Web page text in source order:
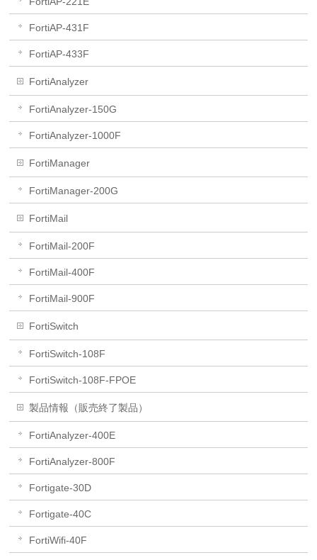
FortiAP-431F
FortiAP-433F
FortiAnalyzer
FortiAnalyzer-150G
FortiAnalyzer-1000F
FortiManager
FortiManager-200G
FortiMail
FortiMail-200F
FortiMail-400F
FortiMail-900F
FortiSwitch
FortiSwitch-108F
FortiSwitch-108F-FPOE
製品情報（販売終了製品）
FortiAnalyzer-400E
FortiAnalyzer-800F
Fortigate-30D
Fortigate-40C
FortiWifi-40F